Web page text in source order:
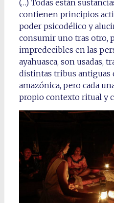
(…) Todas están
contienen principios
poder psicodélico y
consumir uno tras otro,
impredecibles en las
ayahuasca, son usadas,
distintas tribus antiguas
amazónica, pero cada
propio contexto ritual y